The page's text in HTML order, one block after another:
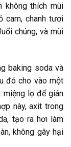
không thích mùi
cam, chanh tươi
chúng, và mùi
baking soda và
đó cho vào một
lọ để gián
này, axit trong
tạo ra hơi làm
không gây hại